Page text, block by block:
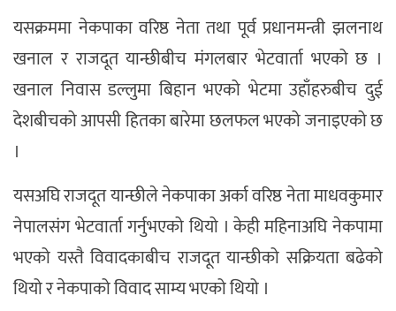
यसक्रममा नेकपाका वरिष्ठ नेता तथा पूर्व प्रधानमन्त्री झलनाथ
खनाल र राजदूत यान्छीबीच मंगलबार भेटवार्ता भएको छ ।
खनाल निवास डल्लुमा बिहान भएको भेटमा उहाँहरुबीच दुई
देशबीचको आपसी हितका बारेमा छलफल भएको जनाइएको छ
।
यसअघि राजदूत यान्छीले नेकपाका अर्का वरिष्ठ नेता माधवकुमार
नेपालसंग भेटवार्ता गर्नुभएको थियो । केही महिनाअघि नेकपामा
भएको यस्तै विवादकाबीच राजदूत यान्छीको सक्रियता बढेको
थियो र नेकपाको विवाद साम्य भएको थियो ।